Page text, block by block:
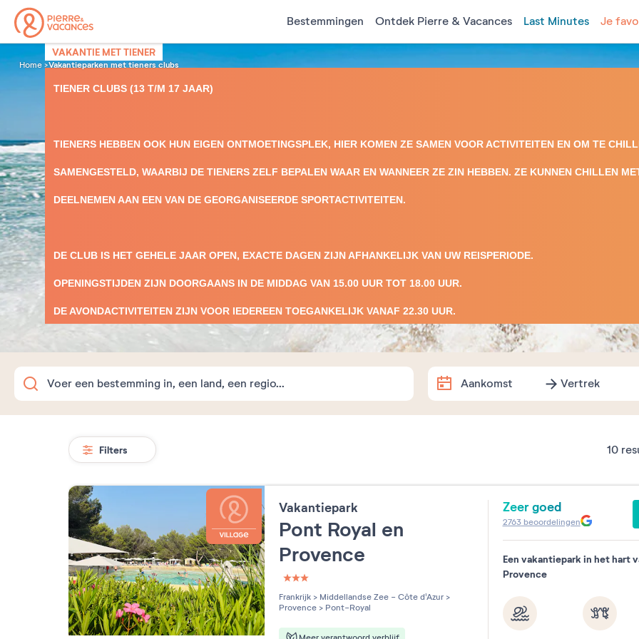
Bestemmingen Ontdek Pierre & Vacances Last Minutes Je
Home Vakantieparken met tieners clubs
VAKANTIE MET TIENER
TIENER CLUBS (13 T/M 17 JAAR)
TIENERS HEBBEN OOK HUN EIGEN ONTMOETINGSPLEK, HIER KOMEN ZE SAMEN VOOR ACTIVITEITEN EN OM TE
SAMENGESTELD, WAARBIJ DE TIENERS ZELF BEPALEN WAAR EN WANNEER ZE ZIN HEBBEN. ZE KUNNEN CHILLEN
DEELNEMEN AAN EEN VAN DE GEORGANISEERDE SPORTACTIVITEITEN.
DE CLUB IS HET GEHELE JAAR OPEN, EXACTE DAGEN ZIJN AFHANKELIJK VAN UW REISPERIODE.
OPENINGSTIJDEN ZIJN DOORGAANS IN DE MIDDAG VAN 15.00 UUR TOT 18.00 UUR.
DE AVONDACTIVITEITEN ZIJN VOOR IEDEREEN TOEGANKELIJK VANAF 22.30 UUR.
Aankomst Vertrek
di wo do
1
4 6
14
18 19 21
10
Filters
Vakantiepark
Pont Royal en
Provence
3 étoiles sur 5
Frankrijk > Middellandse Zee - Côte d'Azur >
Provence > Pont-Royal
Zeer goed
2763beoordelingen
Een vakantiepark in het hart
Provence